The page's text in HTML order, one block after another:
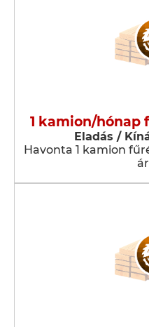
1 kamion/hónap
Eladás /
Havonta 1 kamion